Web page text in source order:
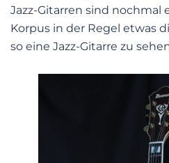
Jazz-Gitarren sind nochmal
Korpus in der Regel etwas
so eine Jazz-Gitarre zu